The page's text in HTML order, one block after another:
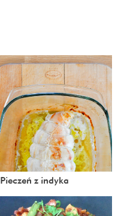
Pieczeń z indyka